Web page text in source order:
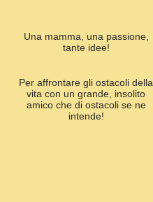
Una mamma, una passione,
tante idee!
Per affrontare gli ostacoli della
vita con un grande, insolito
amico che di ostacoli se ne
intende!